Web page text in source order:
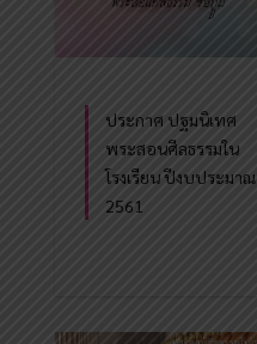
ประกาศ ปฐมนิเทศ
พระสอนศีลธรรมใน
โรงเรียน ปีงบประมาณ
2561